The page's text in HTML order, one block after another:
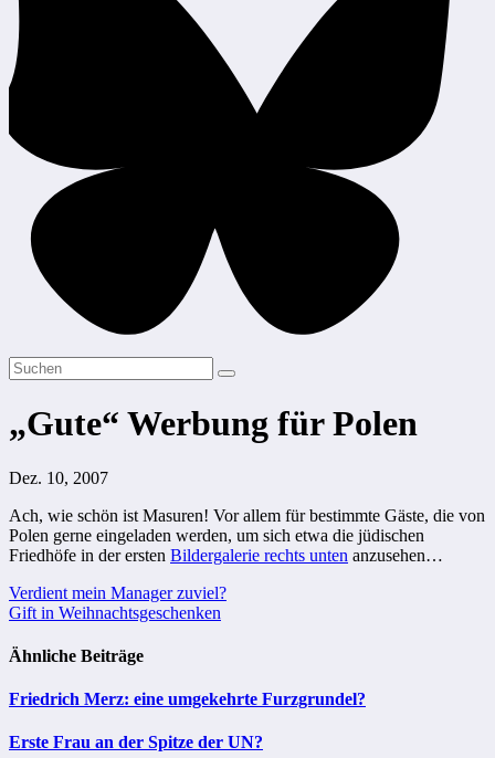
„Gute“ Werbung für Polen
Dez. 10, 2007
Ach, wie schön ist Masuren! Vor allem für bestimmte Gäste, die von
Polen gerne eingeladen werden, um sich etwa die jüdischen
Friedhöfe in der ersten Bildergalerie rechts unten anzusehen…
Beitragsnavigation
Verdient mein Manager zuviel?
Gift in Weihnachtsgeschenken
Ähnliche Beiträge
Friedrich Merz: eine umgekehrte Furzgrundel?
Erste Frau an der Spitze der UN?